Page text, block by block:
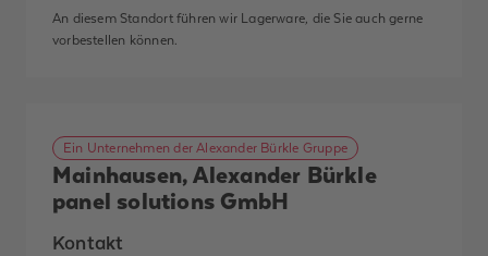
An diesem Standort führen wir Lagerware, die Sie auch gerne
vorbestellen können.
Ein Unternehmen der Alexander Bürkle Gruppe
Mainhausen, Alexander Bürkle
panel solutions GmbH
Kontakt